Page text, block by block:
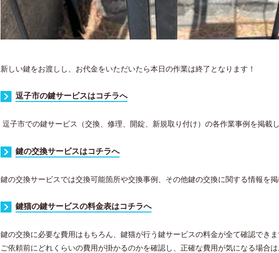
新しい鍵をお渡しし、お代金をいただいたら本日の作業は終了となります！
逗子市の鍵サービスはコチラへ
逗子市での鍵サービス（交換、修理、開錠、新規取り付け）の各作業事例を掲載
鍵の交換サービスはコチラへ
鍵の交換サービスでは交換可能箇所や交換事例、その他鍵の交換に関する情報を掲
鍵猫の鍵サービスの料金表はコチラへ
鍵の交換に必要な費用はもちろん、鍵猫が行う鍵サービスの料金が全て確認できま
ご依頼前にどれくらいの費用が掛かるのかを確認し、正確な費用が気になる場合